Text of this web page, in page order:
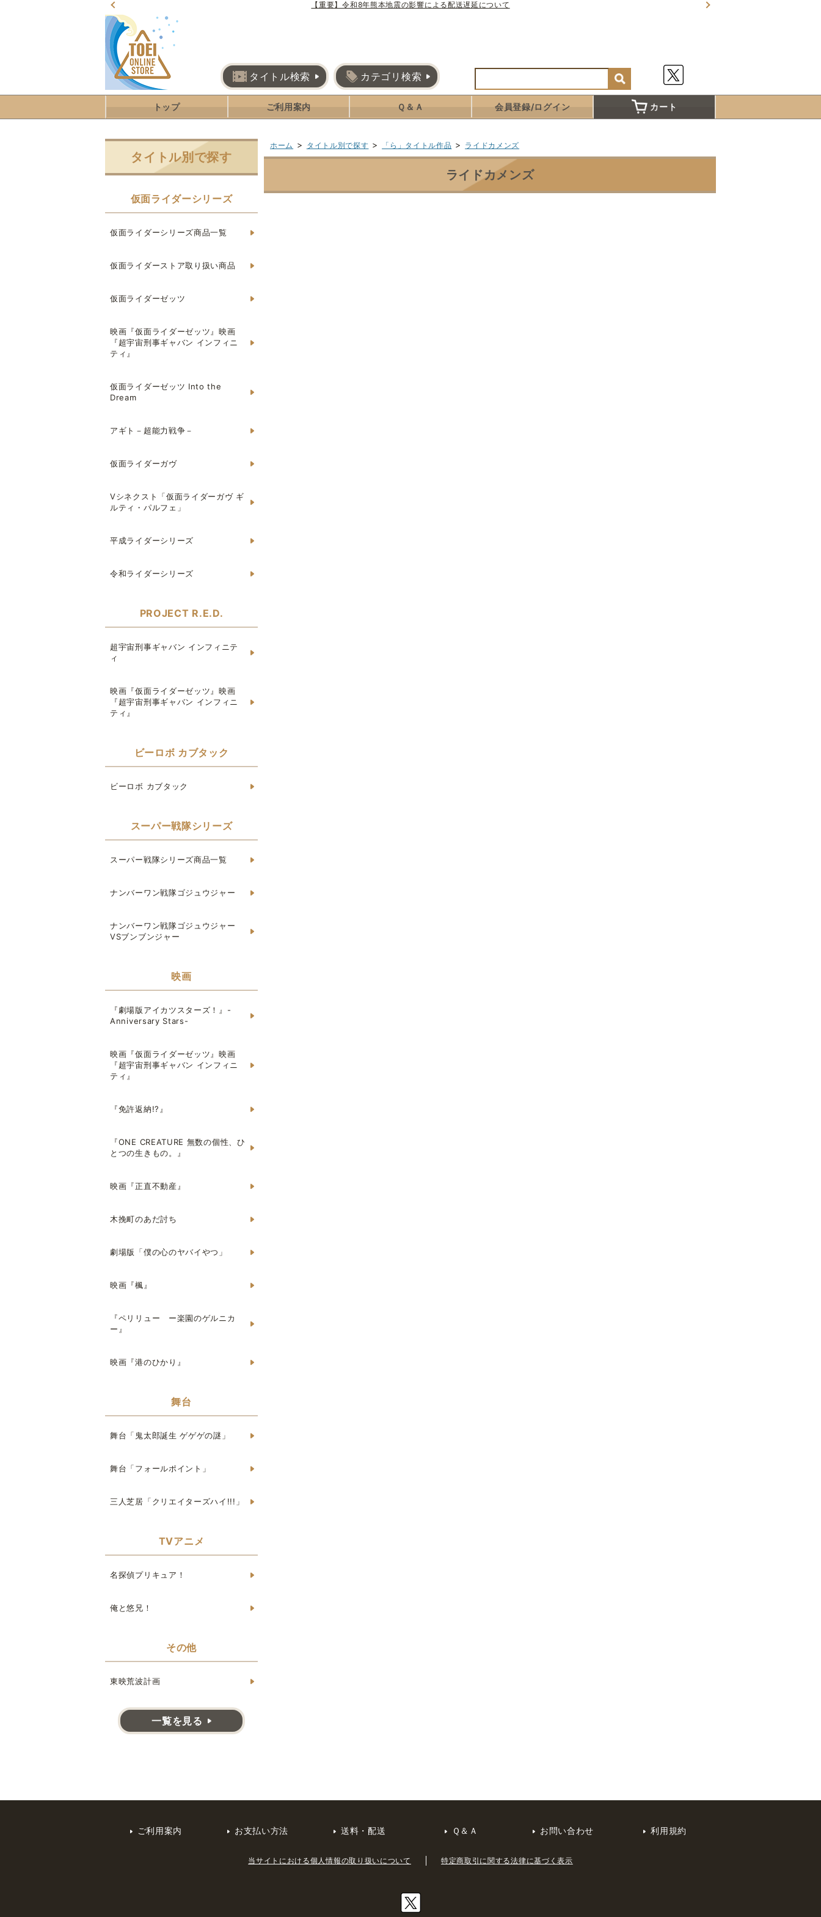
【重要】令和8年熊本地震の影響による配送遅延について
タイトル検索 カテゴリ検索
トップ ご利用案内 Ｑ＆Ａ 会員登録/ログイン カート
ホーム > タイトル別で探す > 「ら」タイトル作品 > ライドカメンズ
ライドカメンズ
タイトル別で探す
仮面ライダーシリーズ
仮面ライダーシリーズ商品一覧
仮面ライダーストア取り扱い商品
仮面ライダーゼッツ
映画『仮面ライダーゼッツ』映画
『超宇宙刑事ギャバン インフィニ
ティ』
仮面ライダーゼッツ Into the
Dream
アギト－超能力戦争－
仮面ライダーガヴ
Vシネクスト「仮面ライダーガヴ ギ
ルティ・パルフェ」
平成ライダーシリーズ
令和ライダーシリーズ
PROJECT R.E.D.
超宇宙刑事ギャバン インフィニテ
ィ
映画『仮面ライダーゼッツ』映画
『超宇宙刑事ギャバン インフィニ
ティ』
ビーロボ カブタック
ビーロボ カブタック
スーパー戦隊シリーズ
スーパー戦隊シリーズ商品一覧
ナンバーワン戦隊ゴジュウジャー
ナンバーワン戦隊ゴジュウジャー
VSブンブンジャー
映画
『劇場版アイカツスターズ！』-
Anniversary Stars-
映画『仮面ライダーゼッツ』映画
『超宇宙刑事ギャバン インフィニ
ティ』
『免許返納!?』
『ONE CREATURE 無数の個性、ひ
とつの生きもの。』
映画『正直不動産』
木挽町のあだ討ち
劇場版「僕の心のヤバイやつ」
映画『楓』
『ペリリュー ー楽園のゲルニカ
ー』
映画『港のひかり』
舞台
舞台「鬼太郎誕生 ゲゲゲの謎」
舞台「フォールポイント」
三人芝居「クリエイターズハイ!!!」
TVアニメ
名探偵プリキュア！
俺と悠兄！
その他
東映荒波計画
一覧を見る
ご利用案内 お支払い方法 送料・配送 Ｑ＆Ａ お問い合わせ 利用規約
当サイトにおける個人情報の取り扱いについて 特定商取引に関する法律に基づく表示